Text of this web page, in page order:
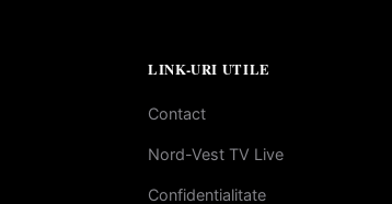
LINK-URI UTILE
Contact
Nord-Vest TV Live
Confidentialitate